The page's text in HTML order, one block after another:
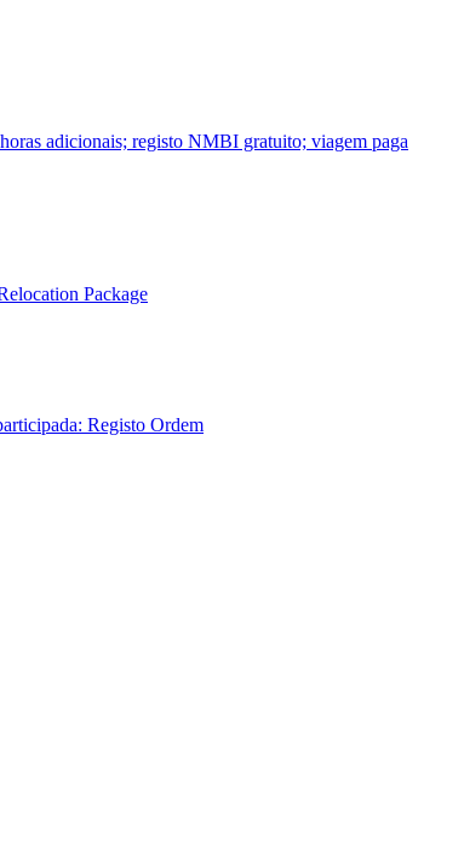
adicionais; registo NMBI gratuito; viagem paga
Package
Registo Ordem